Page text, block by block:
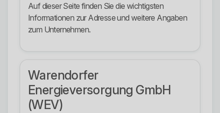
Auf dieser Seite finden Sie die wichtigsten
Informationen zur Adresse und weitere Angaben
zum Unternehmen.
Warendorfer
Energieversorgung GmbH
(WEV)